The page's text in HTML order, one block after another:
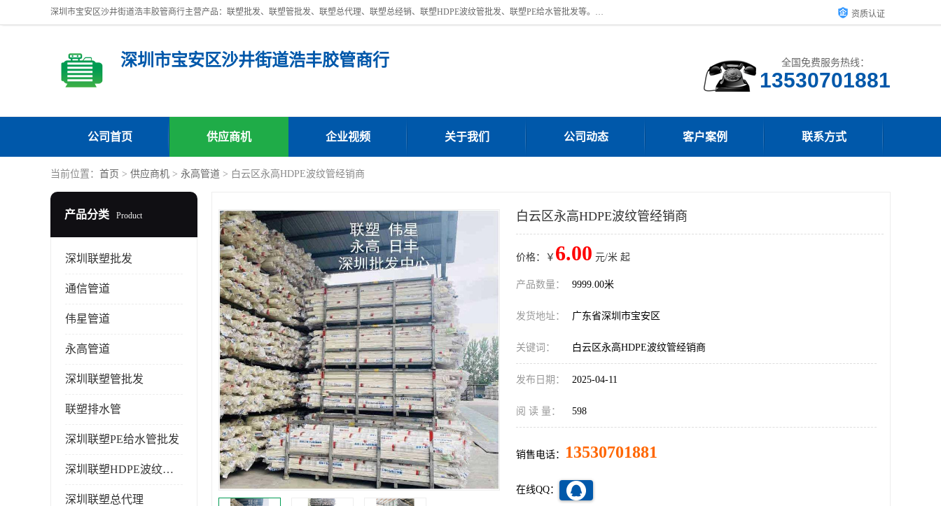
深圳市宝安区沙井街道浩丰胶管商行主营产品：联塑批发、联塑管批发、联塑总代理、联塑总经销、联塑HDPE波纹管批发、联塑PE给水管批发等。凭借服务以及多年的勤奋拼搏，发展成为一家销售各种管材管件，绝缘电工套管及配件等系列产品的贸易公司。公司秉承“顾客至上，锐意进取”的经营理念，坚持“客户至上”原则为广大客户提供的服务。欢迎惠顾！ 资质认证
深圳市宝安区沙井街道浩丰胶管商行 全国免费服务热线：
公司首页 供应商机 企业视频 关于我们 公司动态 客户案例 联系方式
当前位置： 首页 > 供应商机 > 永高管道 > 白云区永高HDPE波纹管经销商
产品分类 Product
深圳联塑批发
通信管道
伟星管道
永高管道
深圳联塑管批发
联塑排水管
深圳联塑PE给水管批发
深圳联塑HDPE波纹管批发
深圳联塑总代理
白云区永高HDPE波纹管经销商
价格：￥ 6.00 元/米 起
产品数量： 9999.00米
发货地址： 广东省深圳市宝安区
关键词： 白云区永高HDPE波纹管经销商
发布日期： 2025-04-11
阅 读 量： 598
销售电话： 13530701881
在线QQ：